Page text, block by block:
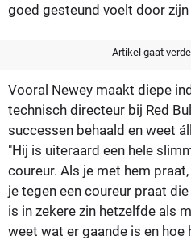
goed gesteund voelt door
Artikel gaat
Vooral Newey maakt diepe
technisch directeur bij Red
successen behaald en weet
"Hij is uiteraard een hele
coureur. Als je met hem
je tegen een coureur praat
is in zekere zin hetzelfde als
weet wat er gaande is en hoe